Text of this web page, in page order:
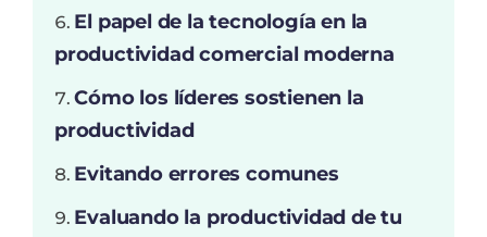
El papel de la tecnología en la
productividad comercial moderna
Cómo los líderes sostienen la
productividad
Evitando errores comunes
Evaluando la productividad de tu